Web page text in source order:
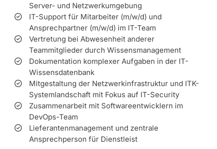
Server- und Netzwerkumgebung
IT-Support für Mitarbeiter (m/w/d) und
Ansprechpartner (m/w/d) im IT-Team
Vertretung bei Abwesenheit anderer
Teammitglieder durch Wissensmanagement
Dokumentation komplexer Aufgaben in der IT-
Wissensdatenbank
Mitgestaltung der Netzwerkinfrastruktur und ITK-
Systemlandschaft mit Fokus auf IT-Security
Zusammenarbeit mit Softwareentwicklern im
DevOps-Team
Lieferantenmanagement und zentrale
Ansprechperson für Dienstleist